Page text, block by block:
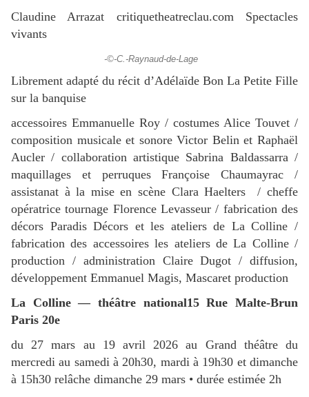
Claudine Arrazat critiquetheatreclau.com Spectacles
vivants
-©-C.-Raynaud-de-Lage
Librement adapté du récit d’Adélaïde Bon La Petite Fille
sur la banquise
accessoires Emmanuelle Roy / costumes Alice Touvet /
composition musicale et sonore Victor Belin et Raphaël
Aucler / collaboration artistique Sabrina Baldassarra /
maquillages et perruques Françoise Chaumayrac /
assistanat à la mise en scène Clara Haelters / cheffe
opératrice tournage Florence Levasseur / fabrication des
décors Paradis Décors et les ateliers de La Colline /
fabrication des accessoires les ateliers de La Colline /
production / administration Claire Dugot / diffusion,
développement Emmanuel Magis, Mascaret production
La Colline — théâtre national15 Rue Malte-Brun
Paris 20e
du 27 mars au 19 avril 2026 au Grand théâtre du
mercredi au samedi à 20h30, mardi à 19h30 et dimanche
à 15h30 relâche dimanche 29 mars • durée estimée 2h